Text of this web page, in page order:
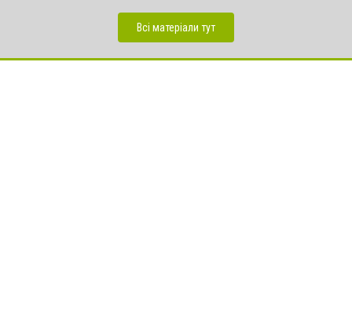
Всі матеріали тут